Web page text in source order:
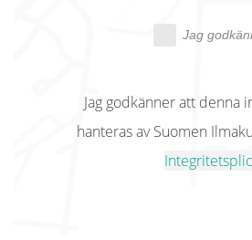
Jag
Jag godkänner att denna
hanteras av Suomen